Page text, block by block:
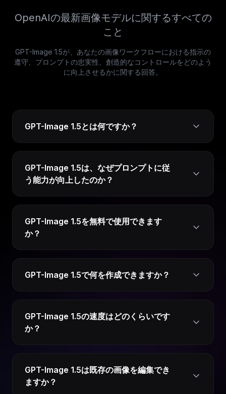
OpenAIの最新画像モデルに関するすべての
こと
GPT-Image 1.5が、あなたの画像ワークフローにおける指示の
遵守、プロンプトの忠実性、創造的なコントロールをどのよう
に向上させるかに関する回答。
GPT-Image 1.5とは何ですか？
GPT-Image 1.5は、なぜプロンプトに従
う能力が向上したのか？
GPT-Image 1.5を無料で使用できます
か？
GPT-Image 1.5で何を作成できますか？
GPT-Image 1.5の速度はどのくらいです
か？
GPT-Image 1.5は既存の画像を編集でき
ますか？